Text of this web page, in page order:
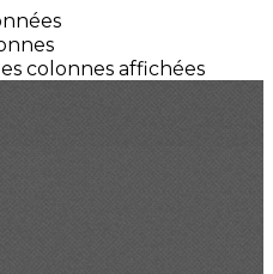
colonnes affichées